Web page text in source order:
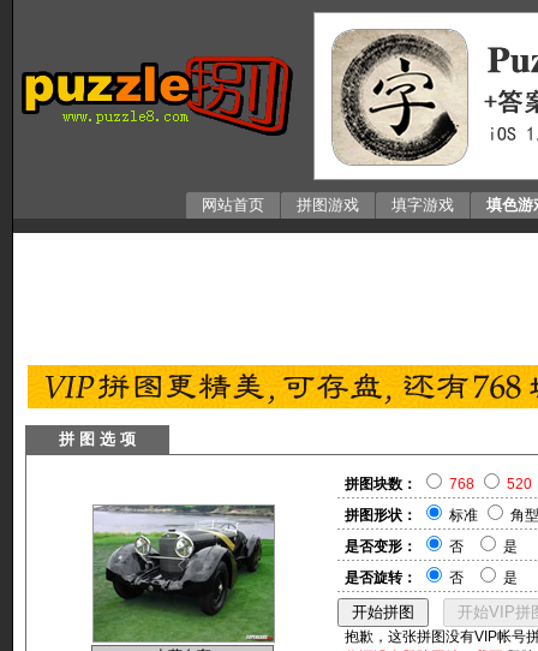
网站首页 拼图游戏 填字游戏 填色游
拼 图 选 项
拼图块数： 768
520
拼图形状：
标准
角型
是否变形：
否
是
是否旋转：
否 是
抱歉，这张拼图没有VIP帐号